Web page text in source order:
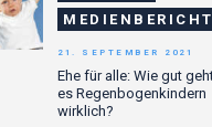
Ehe für alle: Wie gut
es Regenbogenkindern
wirklich?
21. SEPTEMBER 2021